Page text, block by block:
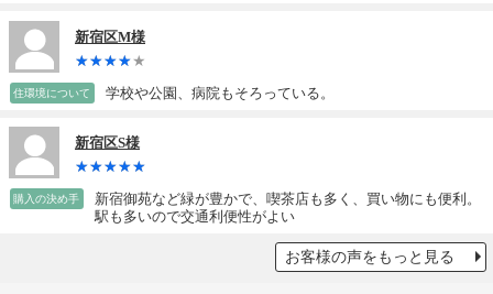
新宿区M様
住環境について 学校や公園、病院もそろっている。
新宿区S様
購入の決め手
新宿御苑など緑が豊かで、喫茶店も多く、買い物にも便利。
駅も多いので交通利便性がよい
お客様の声をもっと見る